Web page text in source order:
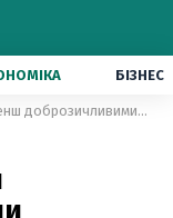
БІЗНЕС
Чому ми стаємо менш доброзичливими, коли поспішаємо, і як цьому зарадити